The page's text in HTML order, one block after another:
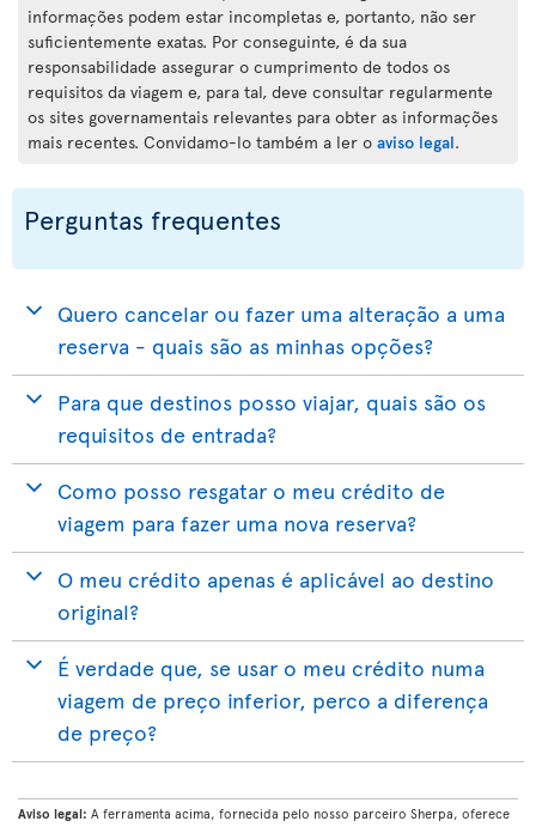
informações podem estar incompletas e, portanto, não ser
suficientemente exatas. Por conseguinte, é da sua
responsabilidade assegurar o cumprimento de todos os
requisitos da viagem e, para tal, deve consultar regularmente
os sites governamentais relevantes para obter as informações
mais recentes. Convidamo-lo também a ler o aviso legal.
Perguntas frequentes
Quero cancelar ou fazer uma alteração a uma
reserva - quais são as minhas opções?
Para que destinos posso viajar, quais são os
requisitos de entrada?
Como posso resgatar o meu crédito de
viagem para fazer uma nova reserva?
O meu crédito apenas é aplicável ao destino
original?
É verdade que, se usar o meu crédito numa
viagem de preço inferior, perco a diferença
de preço?
Aviso legal: A ferramenta acima, fornecida pelo nosso parceiro Sherpa, oferece